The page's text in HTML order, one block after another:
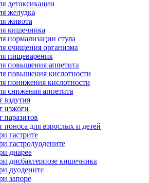
детоксикации
желудка
живота
кишечника
нормализации стула
очищения организма
пищеварения
повышения аппетита
повышения кислотности
понижения кислотности
снижения аппетита
вздутия
изжоги
паразитов
поноса для взрослых и детей
гастрите
гастродуодените
диарее
дисбактериозе кишечника
дуодените
запоре